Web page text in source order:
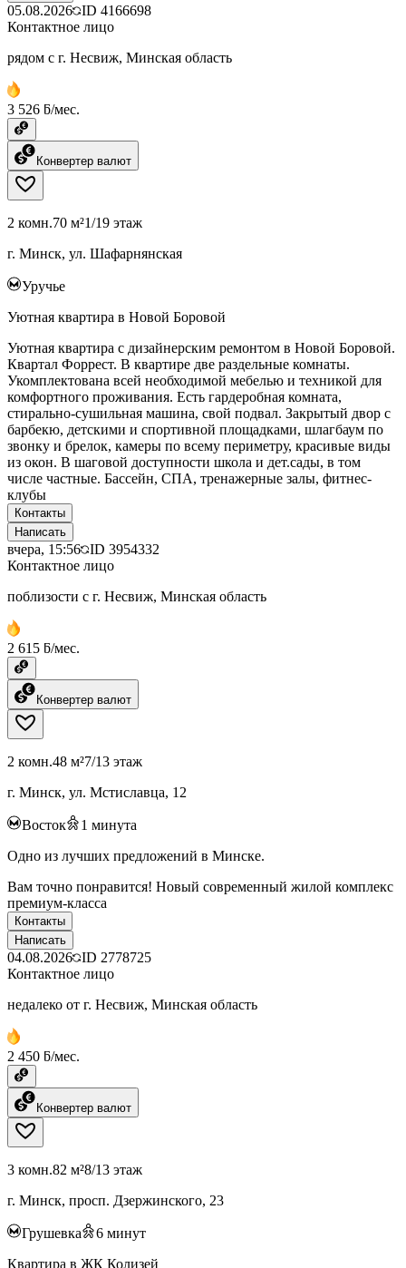
05.08.2026 ID 4166698
Контактное лицо
рядом с г. Несвиж, Минская область
3 526 ƃ/мес.
Конвертер валют
2 комн.70 м²1/19 этаж
г. Минск, ул. Шафарнянская
Уручье
Уютная квартира в Новой Боровой
Уютная квартира с дизайнерским ремонтом в Новой Боровой.
Квартал Форрест. В квартире две раздельные комнаты.
Укомплектована всей необходимой мебелью и техникой для
комфортного проживания. Есть гардеробная комната,
стирально-сушильная машина, свой подвал. Закрытый двор с
барбекю, детскими и спортивной площадками, шлагбаум по
звонку и брелок, камеры по всему периметру, красивые виды
из окон. В шаговой доступности школа и дет.сады, в том
числе частные. Бассейн, СПА, тренажерные залы, фитнес-
клубы
Контакты
Написать
вчера, 15:56 ID 3954332
Контактное лицо
поблизости с г. Несвиж, Минская область
2 615 ƃ/мес.
Конвертер валют
2 комн.48 м²7/13 этаж
г. Минск, ул. Мстиславца, 12
Восток 1 минута
Одно из лучших предложений в Минске.
Вам точно понравится! Новый современный жилой комплекс
премиум-класса
Контакты
Написать
04.08.2026 ID 2778725
Контактное лицо
недалеко от г. Несвиж, Минская область
2 450 ƃ/мес.
Конвертер валют
3 комн.82 м²8/13 этаж
г. Минск, просп. Дзержинского, 23
Грушевка 6 минут
Квартира в ЖК Колизей